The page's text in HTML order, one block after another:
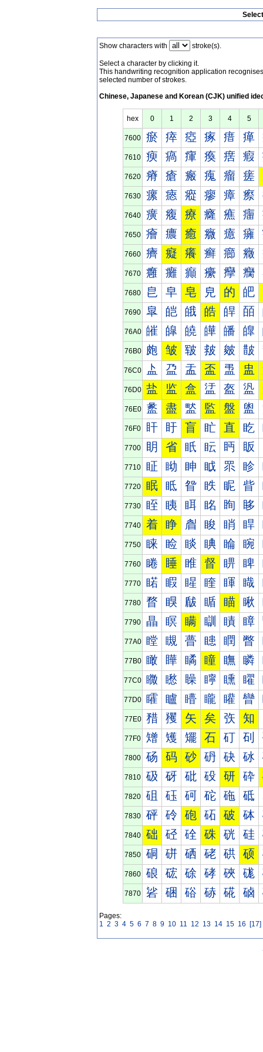
Show characters with stroke(s).
Select a character by clicking it.
This handwriting recognition application
selected number of strokes.
Chinese, Japanese and Korean (CJK) unified
hex 0 1 2 3 4 5
7600 瘀 瘁 瘂 瘃 瘄 瘅
7610 瘐 瘑 瘒 瘓 瘔 瘕
7620 瘠 瘡 瘢 瘣 瘤 瘥
7630 瘰 瘱 瘲 瘳 瘴 瘵
7640 癀 癁 療 癃 癄 癅
7650 癐 癑 癒 癓 癔 癕
7660 癠 癡 癢 癣 癤 癥
7670 癰 癱 癲 癳 癴 癵
7680 皀 皁 皂 皃 的 皅
7690 皐 皑 皒 皓 皔 皕
76A0 皠 皡 皢 皣 皤 皥
76B0 皰 皱 皲 皳 皴 皵
76C0 盀 盁 盂 盃 盄 盅
76D0 盐 监 盒 盓 盔 盕
76E0 盠 盡 盢 監 盤 盥
76F0 盰 盱 盲 盳 直 盵
7700 眀 省 眂 眃 眄 眅
7710 眐 眑 眒 眓 眔 眕
7720 眠 眡 眢 眣 眤 眥
7730 眰 眱 眲 眳 眴 眵
7740 着 睁 睂 睃 睄 睅
7750 睐 睑 睒 睓 睔 睕
7760 睠 睡 睢 督 睤 睥
7770 睰 睱 睲 睳 睴 睵
7780 瞀 瞁 瞂 瞃 瞄 瞅
7790 瞐 瞑 瞒 瞓 瞔 瞕
77A0 瞠 瞡 瞢 瞣 瞤 瞥
77B0 瞰 瞱 瞲 瞳 瞴 瞵
77C0 矀 矁 矂 矃 矄 矅
77D0 矐 矑 矒 矓 矔 矕
77E0 矠 矡 矢 矣 矤 知
77F0 矰 矱 矲 石 矴 矵
7800 砀 码 砂 砃 砄 砅
7810 砐 砑 砒 砓 研 砕
7820 砠 砡 砢 砣 砤 砥
7830 砰 砱 砲 砳 破 砵
7840 础 硁 硂 硃 硄 硅
7850 硐 硑 硒 硓 硔 硕
7860 硠 硡 硢 硣 硤 硥
7870 硰 硱 硲 硳 硴 硵
Pages:
1 2 3 4 5 6 7 8 9 10 11 12 13 14 15 16 [17]